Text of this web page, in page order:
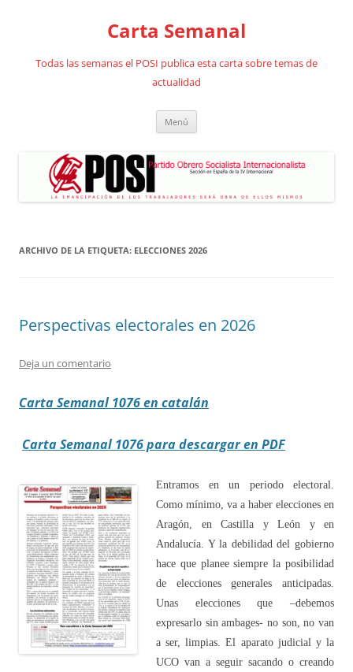
Carta Semanal
Todas las semanas el POSI publica esta carta sobre temas de
actualidad
Menú
ARCHIVO DE LA ETIQUETA: ELECCIONES 2026
Perspectivas electorales en 2026
Deja un comentario
Carta Semanal 1076 en catalán
Carta Semanal 1076 para descargar en PDF
Entramos en un periodo electoral.
Como mínimo, va a haber elecciones en
Aragón, en Castilla y León y en
Andalucía. Y la debilidad del gobierno
hace que planee siempre la posibilidad
de elecciones generales anticipadas.
Unas elecciones que –debemos
expresarlo sin ambages- no son, no van
a ser, limpias. El aparato judicial y la
UCO van a seguir sacando o creando